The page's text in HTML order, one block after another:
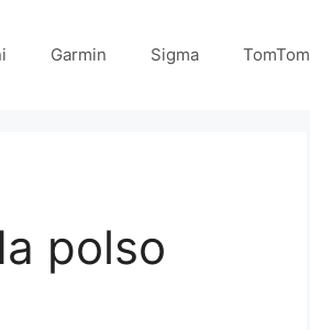
Garmin Sigma TomTom
polso